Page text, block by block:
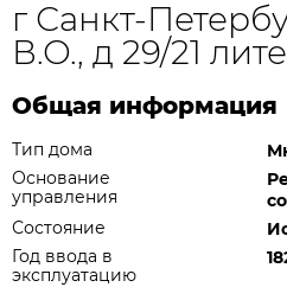
г Санкт-
В.О., д 29/21
Общая информация
Тип дома
Основание
управления
Состояние
Год ввода в
эксплуатацию